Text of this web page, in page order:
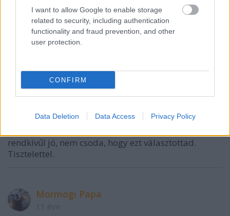
I want to allow Google to enable storage
related to security, including authentication
functionality and fraud prevention, and other
user protection.
CONFIRM
Data Deletion Data Access Privacy Policy
állítólag kozsó egyik művészi álneve volt a bach,
erről nem tudsz valamit?
11 éve
Ezek szerint az elmúlt időkben valami nagy fájdalom
ért Téged. Emlékszem, amikor Apám és Anyám 2
semmilyen zenét hallgatni, majd a Máté passió vette
rendkívűl jó, nem csoda, hogy ezt választottad.
Tisztelettel.
Mormogi Papa